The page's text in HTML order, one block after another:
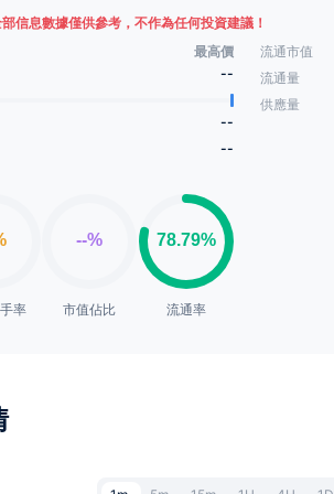
信息數據僅供參考，不作為任何投資建議！
最高價
--
--
--
率 市值佔比 流通率
流通市值
流通量
供應量